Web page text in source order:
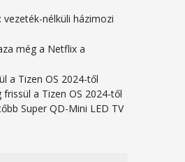
vezeték-nélküli házimozi
még a Netflix a
a Tizen OS 2024-től
frissül a Tizen OS 2024-től
Super QD-Mini LED TV